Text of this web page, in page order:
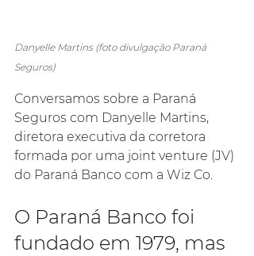
Danyelle Martins (foto divulgação Paraná
Seguros)
Conversamos sobre a Paraná
Seguros com Danyelle Martins,
diretora executiva da corretora
formada por uma joint venture (JV)
do Paraná Banco com a Wiz Co.
O Paraná Banco foi
fundado em 1979, mas